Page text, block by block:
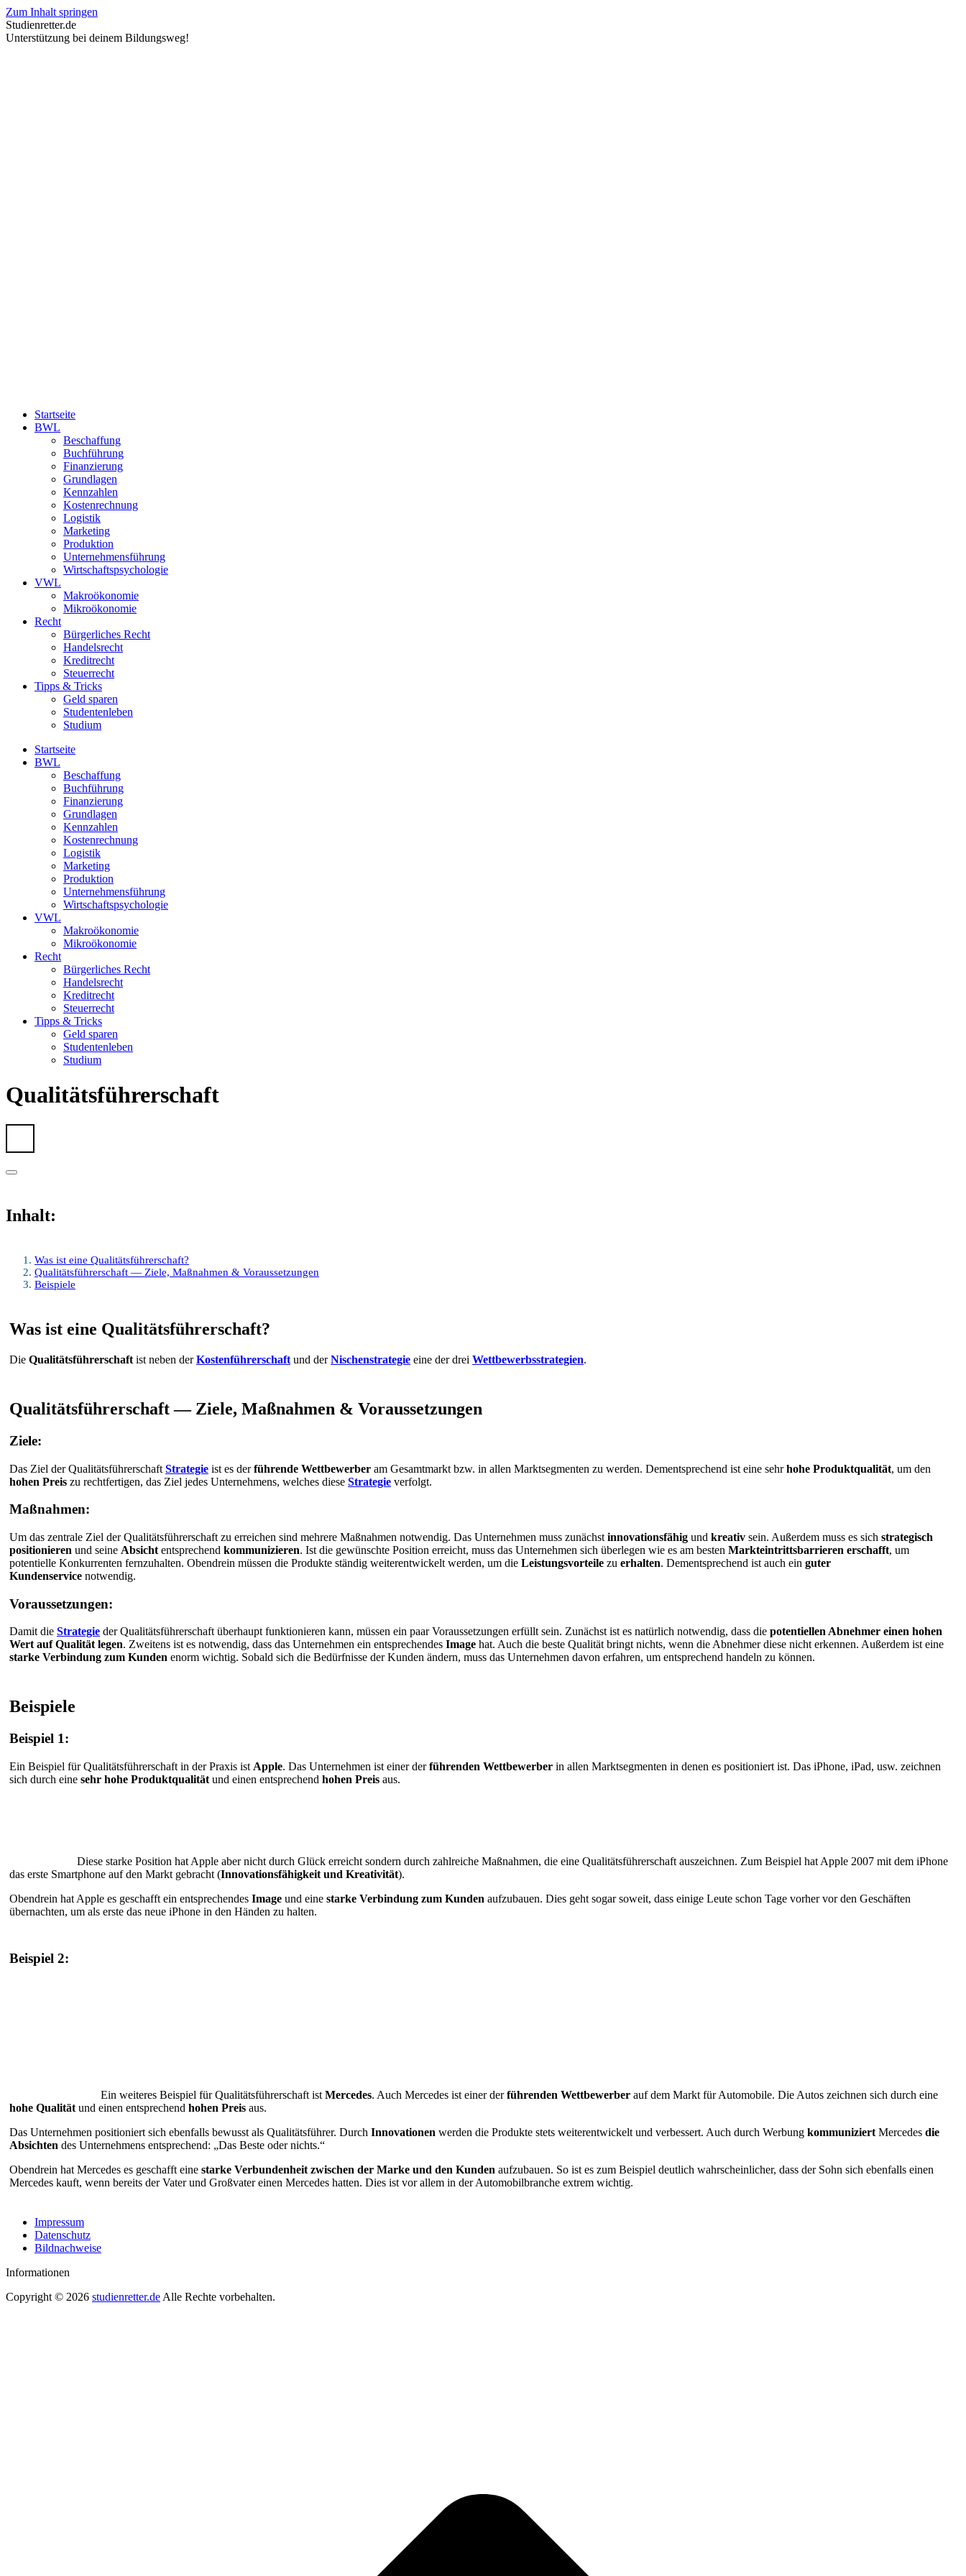
Zum Inhalt springen
Studienretter.de
Unterstützung bei deinem Bildungsweg!
Startseite
BWL
Beschaffung
Buchführung
Finanzierung
Grundlagen
Kennzahlen
Kostenrechnung
Logistik
Marketing
Produktion
Unternehmensführung
Wirtschaftspsychologie
VWL
Makroökonomie
Mikroökonomie
Recht
Bürgerliches Recht
Handelsrecht
Kreditrecht
Steuerrecht
Tipps & Tricks
Geld sparen
Studentenleben
Studium
Startseite
BWL
Beschaffung
Buchführung
Finanzierung
Grundlagen
Kennzahlen
Kostenrechnung
Logistik
Marketing
Produktion
Unternehmensführung
Wirtschaftspsychologie
VWL
Makroökonomie
Mikroökonomie
Recht
Bürgerliches Recht
Handelsrecht
Kreditrecht
Steuerrecht
Tipps & Tricks
Geld sparen
Studentenleben
Studium
Qualitätsführerschaft
Inhalt:
Was ist eine Qualitätsführerschaft?
Qualitätsführerschaft — Ziele, Maßnahmen & Voraussetzungen
Beispiele
Was ist eine Qualitätsführerschaft?
Die Qualitätsführerschaft ist neben derKostenführerschaft und derNischenstrategie eine der drei Wettbewerbsstrategien.
Qualitätsführerschaft — Ziele, Maßnahmen & Voraussetzungen
Ziele:
Das Ziel der Qualitätsführerschaft Strategie ist es derführende Wettbewerber am Gesamtmarkt bzw. in allen Marktsegmenten zu werden. Dementsprechend ist eine sehrhohe Produktqualität, um den
hohen Preis zu rechtfertigen, das Ziel jedes Unternehmens, welches diese Strategie verfolgt.
Maßnahmen:
Um das zentrale Ziel der Qualitätsführerschaft zu erreichen sind mehrere Maßnahmen notwendig. Das Unternehmen muss zunächst innovationsfähig und kreativ sein. Außerdem muss es sich strategisch
positionieren und seine Absicht entsprechend kommunizieren. Ist die gewünschte Position erreicht, muss das Unternehmen sich überlegen wie es am besten Markteintrittsbarrieren erschafft, um
potentielle Konkurrenten fernzuhalten. Obendrein müssen die Produkte ständig weiterentwickelt werden, um die Leistungsvorteile zu erhalten. Dementsprechend ist auch ein guter
Kundenservice notwendig.
Voraussetzungen:
Damit die Strategie der Qualitätsführerschaft überhaupt funktionieren kann, müssen ein paar Voraussetzungen erfüllt sein. Zunächst ist es natürlich notwendig, dass die potentiellen Abnehmer einen hohen
Wert auf Qualität legen. Zweitens ist es notwendig, dass das Unternehmen ein entsprechendes Image hat. Auch die beste Qualität bringt nichts, wenn die Abnehmer diese nicht erkennen. Außerdem ist eine
starke Verbindung zum Kunden enorm wichtig. Sobald sich die Bedürfnisse der Kunden ändern, muss das Unternehmen davon erfahren, um entsprechend handeln zu können.
Beispiele
Beispiel 1:
Ein Beispiel für Qualitätsführerschaft in der Praxis ist Apple. Das Unternehmen ist einer derführenden Wettbewerber in allen Marktsegmenten in denen es positioniert ist. Das iPhone, iPad, usw. zeichnen
sich durch eine sehr hohe Produktqualität und einen entsprechend hohen Preis aus.
Diese starke Position hat Apple aber nicht durch Glück erreicht sondern durch zahlreiche Maßnahmen, die eine Qualitätsführerschaft auszeichnen. Zum Beispiel hat Apple 2007 mit dem iPhone
das erste Smartphone auf den Markt gebracht (Innovationsfähigkeit und Kreativität).
Obendrein hat Apple es geschafft ein entsprechendes Image und eine starke Verbindung zum Kunden aufzubauen. Dies geht sogar soweit, dass einige Leute schon Tage vorher vor den Geschäften
übernachten, um als erste das neue iPhone in den Händen zu halten.
Beispiel 2:
Ein weiteres Beispiel für Qualitätsführerschaft istMercedes. Auch Mercedes ist einer derführenden Wettbewerber auf dem Markt für Automobile. Die Autos zeichnen sich durch eine
hohe Qualitätund einen entsprechend hohen Preis aus.
Das Unternehmen positioniert sich ebenfalls bewusst als Qualitätsführer. Durch Innovationen werden die Produkte stets weiterentwickelt und verbessert. Auch durch Werbung kommuniziertMercedes die
Absichten des Unternehmens entsprechend: „Das Beste oder nichts.“
Obendrein hat Mercedes es geschafft eine starke Verbundenheit zwischen der Marke und den Kunden aufzubauen. So ist es zum Beispiel deutlich wahrscheinlicher, dass der Sohn sich ebenfalls einen
Mercedes kauft, wenn bereits der Vater und Großvater einen Mercedes hatten. Dies ist vor allem in der Automobilbranche extrem wichtig.
Impressum
Datenschutz
Bildnachweise
Informationen
Copyright © 2026 studienretter.deAlle Rechte vorbehalten.